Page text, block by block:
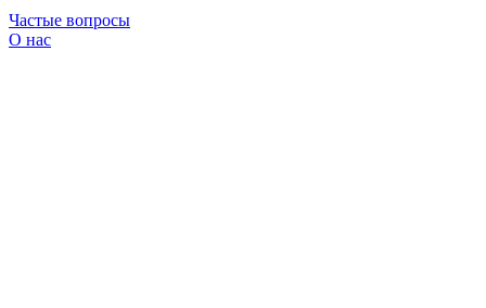
Частые вопросы
О нас